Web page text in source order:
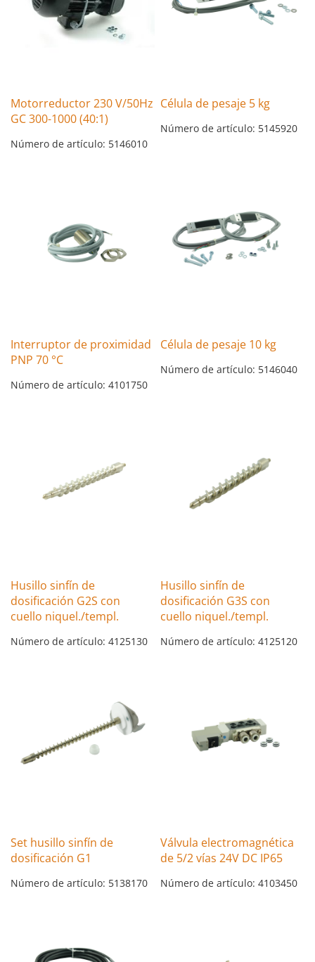
Motorreductor 230 V/50Hz
GC 300-1000 (40:1)
Número de artículo: 5146010
Célula de pesaje 5 kg
Número de artículo: 5145920
Interruptor de proximidad
PNP 70 °C
Número de artículo: 4101750
Célula de pesaje 10 kg
Número de artículo: 5146040
Husillo sinfín de
dosificación G2S con
cuello niquel./templ.
Número de artículo: 4125130
Husillo sinfín de
dosificación G3S con
cuello niquel./templ.
Número de artículo: 4125120
Set husillo sinfín de
dosificación G1
Número de artículo: 5138170
Válvula electromagnética
de 5/2 vías 24V DC IP65
Número de artículo: 4103450